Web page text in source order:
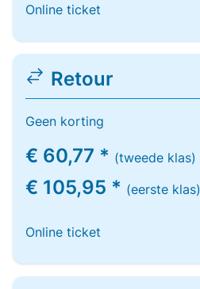
Online ticket
Retour
Geen korting
€ 60,77 * (tweede klas)
€ 105,95 * (eerste klas)
Online ticket